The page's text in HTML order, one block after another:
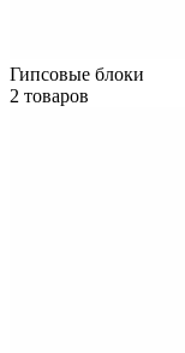
Гипсовые блоки
2 товаров